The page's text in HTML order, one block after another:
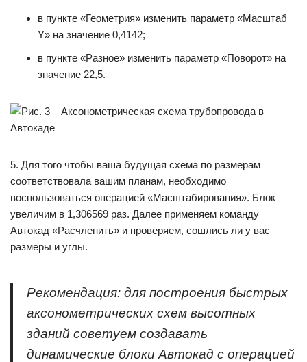
в пункте «Геометрия» изменить параметр «Масштаб
Y» на значение 0,4142;
в пункте «Разное» изменить параметр «Поворот» на
значение 22,5.
5. Для того чтобы ваша будущая схема по размерам
соответствовала вашим планам, необходимо
воспользоваться операцией «Масштабирования». Блок
увеличим в 1,306569 раз. Далее применяем команду
Автокад «Расчленить» и проверяем, сошлись ли у вас
размеры и углы.
Рекомендация: для построения быстрых
аксонометрических схем высотных
зданий советуем создавать
динамические блоки Автокад с операцией